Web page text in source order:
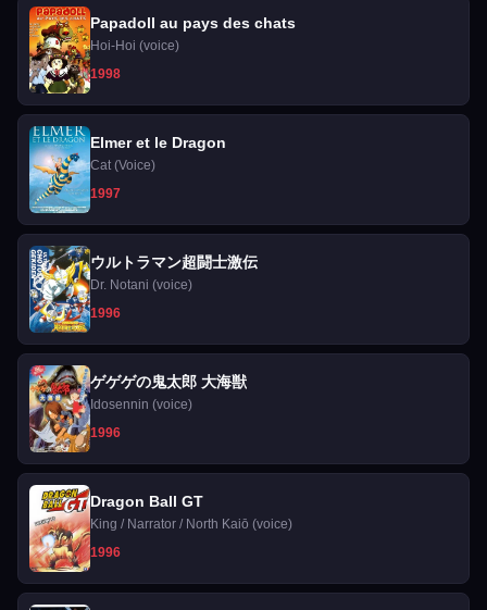
Papadoll au pays des chats
Hoi-Hoi (voice)
1998
Elmer et le Dragon
Cat (Voice)
1997
ウルトラマン超闘士激伝
Dr. Notani (voice)
1996
ゲゲゲの鬼太郎 大海獣
Idosennin (voice)
1996
Dragon Ball GT
King / Narrator / North Kaiō (voice)
1996